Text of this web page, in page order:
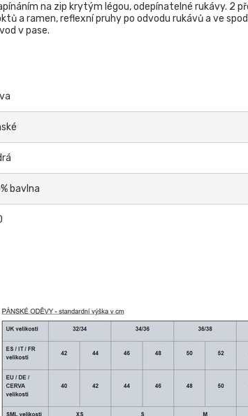
na zip krytým légou, odepínatelné rukávy. 2
a ramen, reflexní pruhy po odvodu rukávů a ve
v pase.
bavlna